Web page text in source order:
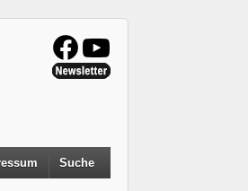
Suche